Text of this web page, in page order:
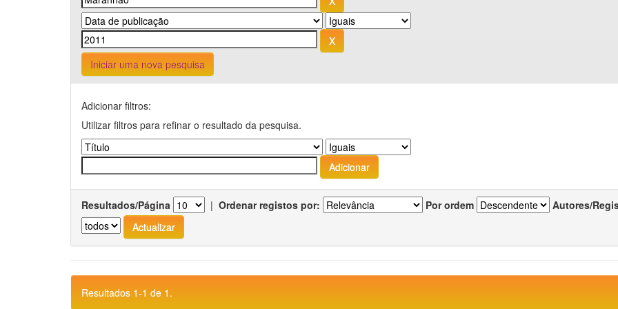
Iniciar uma nova pesquisa
Adicionar filtros:
Utilizar filtros para refinar o resultado da pesquisa.
Resultados/Página | Ordenar registos por: Por ordem Autores/
Resultados 1-1 de 1.